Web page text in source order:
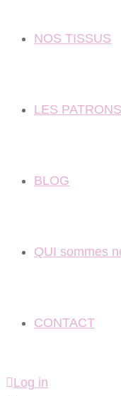
NOS TISSUS
LES PATRONS
BLOG
QUI sommes
CONTACT
Log in